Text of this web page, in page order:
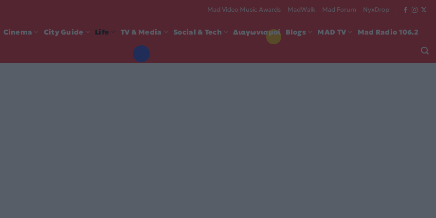
Mad Video Music Awards MadWalk Mad Forum NyxDrop
Cinema City Guide Life TV & Media Social & Tech Διαγωνισμοί Blogs MAD TV Mad Radio 106.2